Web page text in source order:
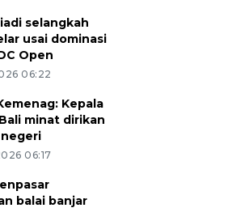
selangkah
usai dominasi
Open
06:22
Kepala
minat dirikan
06:17
balai banjar